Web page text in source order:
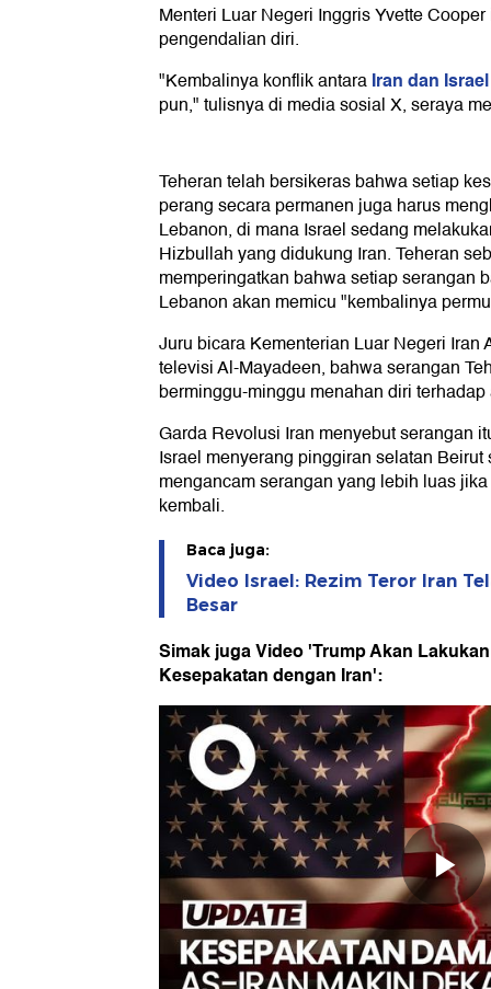
Menteri Luar Negeri Inggris Yvette
pengendalian diri.
"Kembalinya konflik antaraIran dan Israel
pun," tulisnya di media sosial X, seraya
Teheran telah bersikeras bahwa setiap
perang secara permanen juga harus
Lebanon, di mana Israel sedang
Hizbullah yang didukung Iran. Teheran
memperingatkan bahwa setiap serangan
Lebanon akan memicu "kembalinya
Juru bicara Kementerian Luar Negeri Iran
televisi Al-Mayadeen, bahwa serangan
berminggu-minggu menahan diri
Garda Revolusi Iran menyebut serangan
Israel menyerang pinggiran selatan
mengancam serangan yang lebih luas
kembali.
Baca juga:
Video Israel: Rezim Teror Iran
Besar
Simak juga Video 'Trump Akan
Kesepakatan dengan Iran':